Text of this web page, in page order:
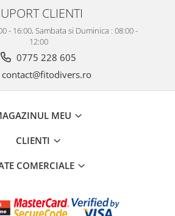
CLIENTI
- 16:00, Sambata si Duminica : 08:00 -
12:00
0775 228 605
contact@fitodivers.ro
MEU
CLIENTI
COMERCIALE